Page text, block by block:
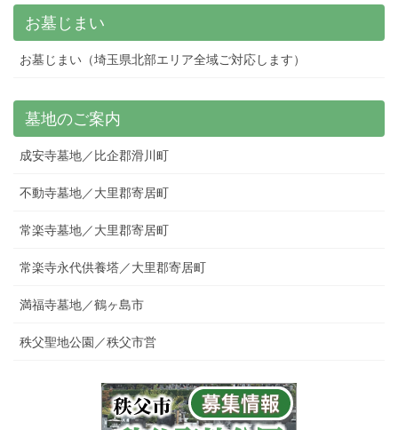
お墓じまい
お墓じまい（埼玉県北部エリア全域ご対応します）
墓地のご案内
成安寺墓地／比企郡滑川町
不動寺墓地／大里郡寄居町
常楽寺墓地／大里郡寄居町
常楽寺永代供養塔／大里郡寄居町
満福寺墓地／鶴ヶ島市
秩父聖地公園／秩父市営